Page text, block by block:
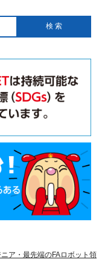
ア・最先端のFAロボット領